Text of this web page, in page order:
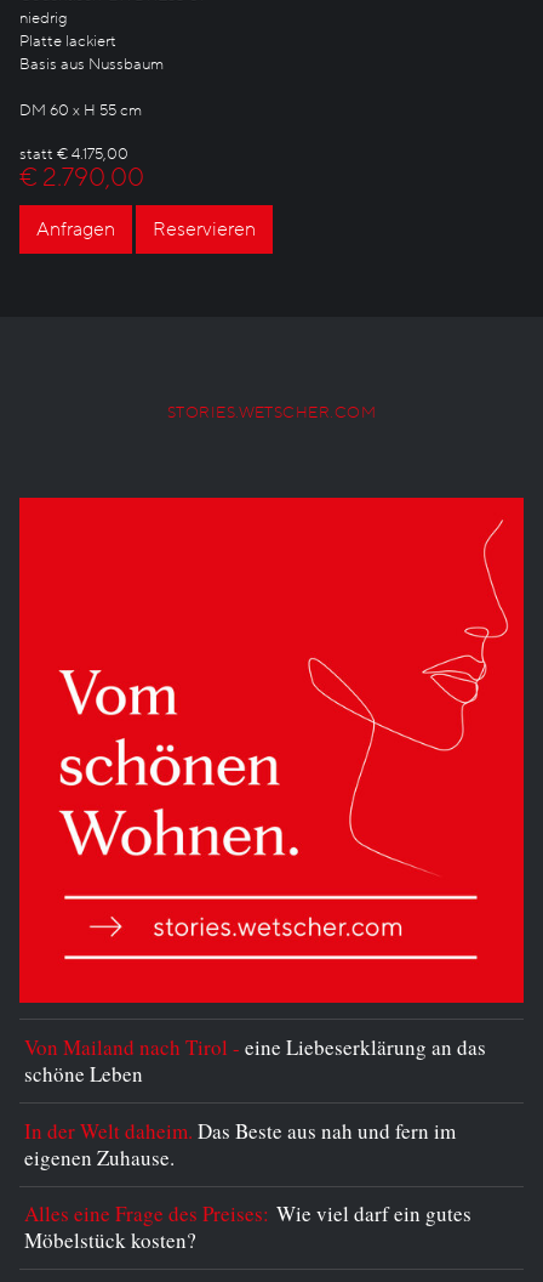
niedrig
Platte lackiert
Basis aus Nussbaum
DM 60 x H 55 cm
statt € 4.175,00
€ 2.790,00
Anfragen Reservieren
STORIES.WETSCHER.COM
Von Mailand nach Tirol -eine Liebeserklärung an das
schöne Leben
In der Welt daheim.Das Beste aus nah und fern im
eigenen Zuhause.
Alles eine Frage des Preises:Wie viel darf ein gutes
Möbelstück kosten?